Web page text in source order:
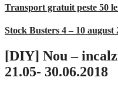
Transport gratuit peste 50
Stock Busters 4 – 10 august
[DIY] Nou –
21.05- 30.06.2018